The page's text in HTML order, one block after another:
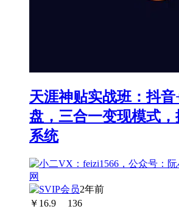
天涯神贴实战班：抖音
盘，三合一变现模式
系统
2年前
￥ 16.9 136